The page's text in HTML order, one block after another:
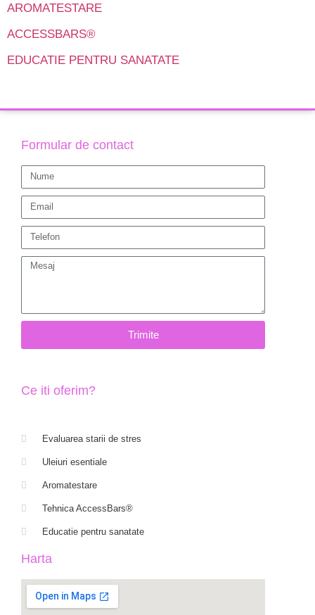
AROMATESTARE
ACCESSBARS®
EDUCATIE PENTRU SANATATE
Formular de contact
Trimite
Ce iti oferim?
Evaluarea starii de stres
Uleiuri esentiale
Aromatestare
Tehnica AccessBars®
Educatie pentru sanatate
Harta